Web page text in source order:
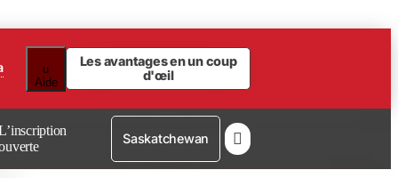
u
Aide
Les avantages en un coup
d'œil
Saskatchewan 